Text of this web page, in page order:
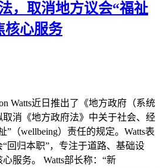
，取消地方议会“福祉
核心服务
Watts近日推出了《地方政府（系统
消《地方政府法》中关于社会、经
”（wellbeing）责任的规定。Watts表
回归本职”，专注于道路、基础设
服务。 Watts部长称：“新